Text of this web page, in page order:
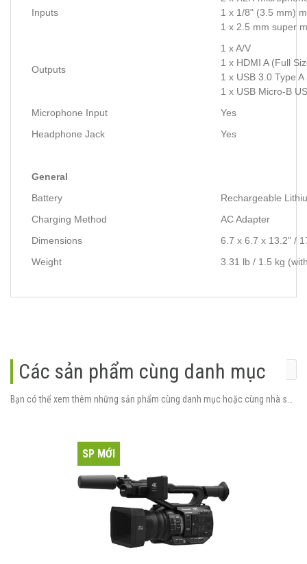
Inputs
1 x 1/8" (3.5 mm)
1 x 2.5 mm super
Outputs
1 x A/V
1 x HDMI A (Full
1 x USB 3.0 Type
1 x USB Micro-B
Microphone Input
Yes
Headphone Jack
Yes
General
Battery
Rechargeable
Charging Method
AC Adapter
Dimensions
6.7 x 6.7 x 13.2" /
Weight
3.31 lb / 1.5 kg
Các sản phẩm cùng danh mục
SP MỚI